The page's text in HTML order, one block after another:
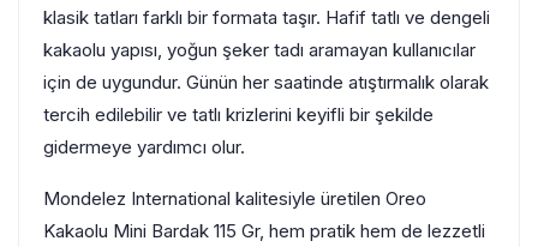
klasik tatları farklı bir formata taşır. Hafif tatlı ve dengeli
kakaolu yapısı, yoğun şeker tadı aramayan kullanıcılar
için de uygundur. Günün her saatinde atıştırmalık olarak
tercih edilebilir ve tatlı krizlerini keyifli bir şekilde
gidermeye yardımcı olur.
Mondelez International kalitesiyle üretilen Oreo
Kakaolu Mini Bardak 115 Gr, hem pratik hem de lezzetli